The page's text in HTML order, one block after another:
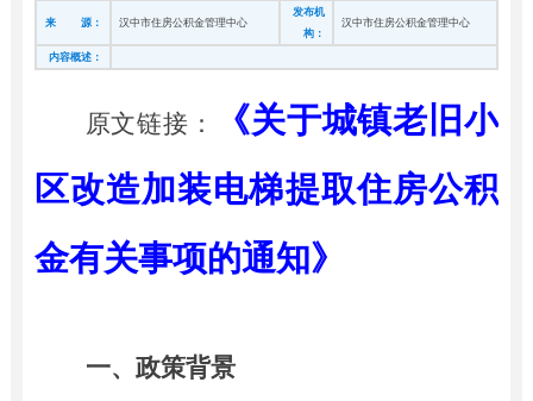
来 源： 汉中市住房公积金管理中心
发布机
构：
汉中市住房公积金管理中心
内容概述：
原文链接：
《关于城镇老旧小
区改造加装电梯提取住房公积
金有关事项的通知》
一、政策背景